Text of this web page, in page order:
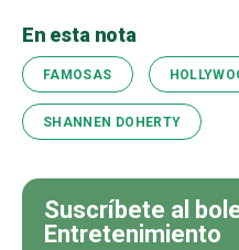
En esta nota
FAMOSAS
SHANNEN DOHERTY
Suscríbete al
Entretenimiento